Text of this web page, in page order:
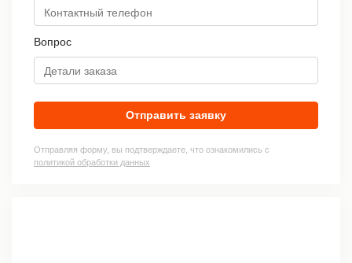
Вопрос
Отправить заявку
Отправляя форму, вы подтверждаете, что ознакомились с
политикой обработки данных